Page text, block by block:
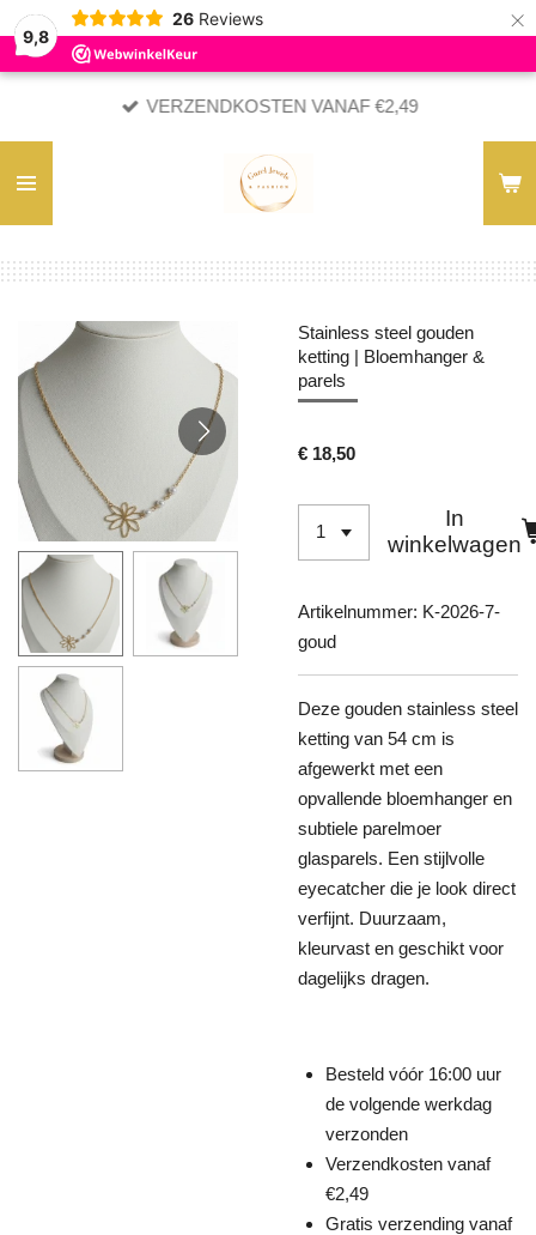
9,8
26 Reviews ×
VERZENDKOSTEN VANAF €2,49
Stainless steel gouden
ketting | Bloemhanger &
parels
€ 18,50
In
winkelwagen
Artikelnummer: K-2026-7-
goud
Deze gouden stainless steel
ketting van 54 cm is
afgewerkt met een
opvallende bloemhanger en
subtiele parelmoer
glasparels. Een stijlvolle
eyecatcher die je look direct
verfijnt. Duurzaam,
kleurvast en geschikt voor
dagelijks dragen.
Besteld vóór 16:00 uur
de volgende werkdag
verzonden
Verzendkosten vanaf
€2,49
Gratis verzending vanaf